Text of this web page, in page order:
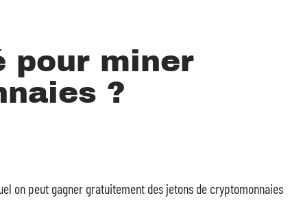
pour miner
?
on peut gagner gratuitement des jetons de cryptomonnaies